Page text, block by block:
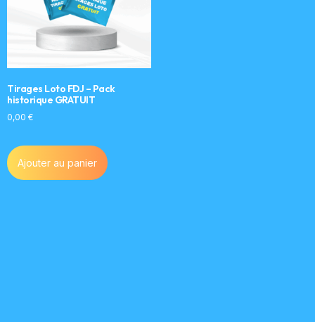
Tirages Loto FDJ – Pack
historique GRATUIT
0,00 €
Ajouter au panier